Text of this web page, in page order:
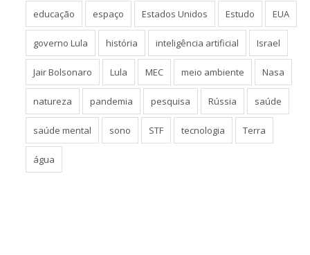
educação espaço Estados Unidos Estudo EUA
governo Lula história inteligência artificial Israel
Jair Bolsonaro Lula MEC meio ambiente Nasa
natureza pandemia pesquisa Rússia saúde
saúde mental sono STF tecnologia Terra
água